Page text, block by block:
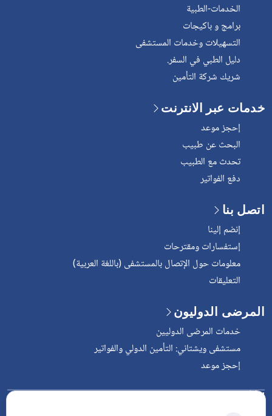
الخدمات-الطبية
برامج و باكيجات
التسهيلات وخدمات المستشفى
دليل الطبي في السفر.
شريك شركة التأمين
خدمات عبر الانترنت
إحجز موعد
البحث عن طبيب
تحدث مع الطبيب
دفع الفواتير
اتصل بنا
إنضم إلينا
إستفسارات ومقترحات
معلومات حول الإتصال بالمستشفى (باللغة العربية)
التعليقات
المرضى الدوليون
خدمات المرضى الدوليين
مستشفى ويشتاني: التأمين الدولي والفواتير
إحجز موعد
Follow Vejthani International